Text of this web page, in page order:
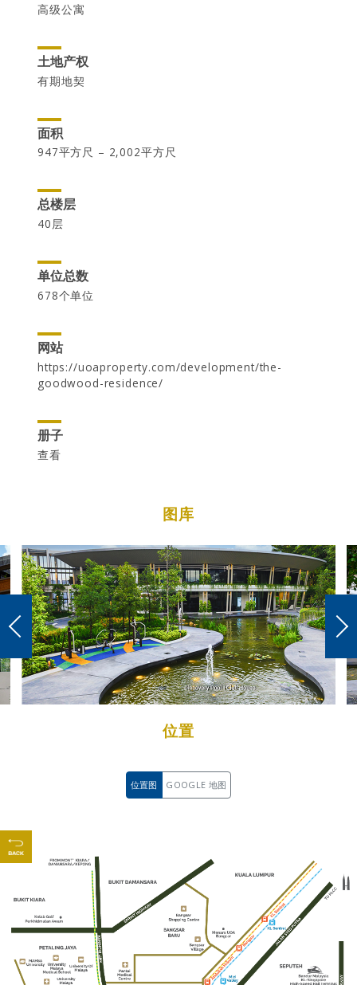
NEWSROOM
CONTACT US
高级公寓
土地产权
有期地契
面积
947平方尺 – 2,002平方尺
总楼层
40层
单位总数
678个单位
网站
https://uoaproperty.com/development/the-
goodwood-residence/
册子
查看
图库
位置
位置图 GOOGLE 地图